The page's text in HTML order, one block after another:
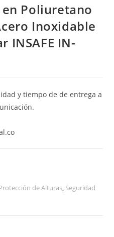
Poliuretano
Inoxidable
INSAFE IN-
y tiempo de de entrega a
de Alturas, Seguridad